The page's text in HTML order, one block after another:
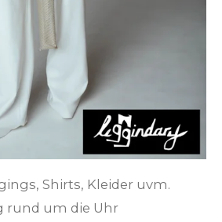
Shirts, Kleider uvm.
rund um die Uhr